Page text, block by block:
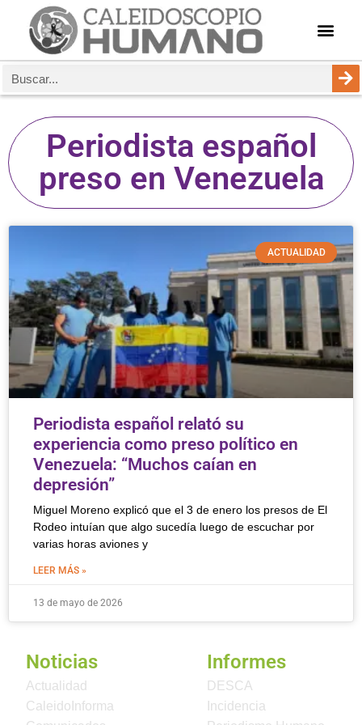
Periodista español
preso en Venezuela
ACTUALIDAD
Periodista español relató su
experiencia como preso político en
Venezuela: “Muchos caían en
depresión”
Miguel Moreno explicó que el 3 de enero los presos de El
Rodeo intuían que algo sucedía luego de escuchar por
varias horas aviones y
LEER MÁS »
13 de mayo de 2026
Noticias
Actualidad
CaleidoInforma
Informes
DESCA
Incidencia